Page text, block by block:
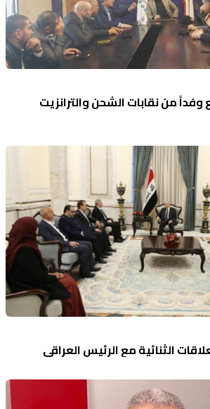
من نقابات الشحن والترانزيت
الثنائية مع الرئيس العراقي